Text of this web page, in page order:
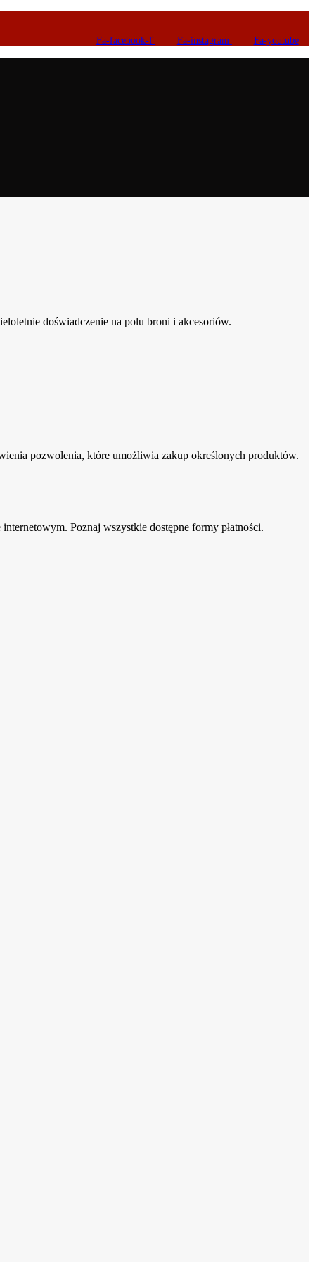
Fa-facebook-f Fa-instagram Fa-youtube
doświadczenie na polu broni i akcesoriów.
pozwolenia, które umożliwia zakup określonych produktów.
Poznaj wszystkie dostępne formy płatności.